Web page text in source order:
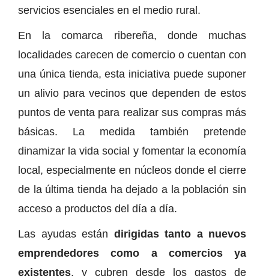
servicios esenciales en el medio rural.
En la comarca ribereña, donde muchas
localidades carecen de comercio o cuentan con
una única tienda, esta iniciativa puede suponer
un alivio para vecinos que dependen de estos
puntos de venta para realizar sus compras más
básicas. La medida también pretende
dinamizar la vida social y fomentar la economía
local, especialmente en núcleos donde el cierre
de la última tienda ha dejado a la población sin
acceso a productos del día a día.
Las ayudas están dirigidas tanto a nuevos
emprendedores como a comercios ya
existentes, y cubren desde los gastos de